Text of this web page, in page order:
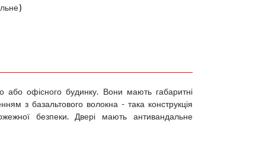
або офісного будинку. Вони мають габаритні
з базальтового волокна - така конструкція
безпеки. Двері мають антивандальне